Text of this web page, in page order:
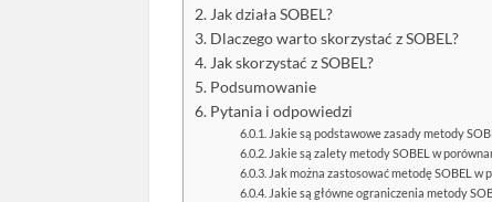
Jak działa SOBEL?
Dlaczego warto skorzystać z SOBEL?
Jak skorzystać z SOBEL?
Podsumowanie
Pytania i odpowiedzi
Jakie są podstawowe zasady metody
Jakie są zalety metody SOBEL w
Jak można zastosować metodę SOBEL w
Jakie są główne ograniczenia metody